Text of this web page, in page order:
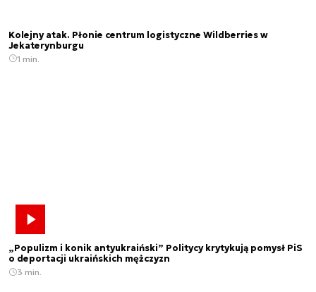
Kolejny atak. Płonie centrum logistyczne Wildberries w
Jekaterynburgu
1 min.
„Populizm i konik antyukraiński” Politycy krytykują pomysł PiS
o deportacji ukraińskich mężczyzn
3 min.